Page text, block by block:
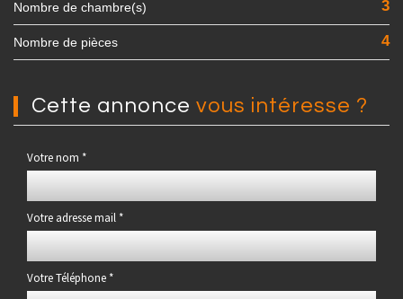
Nombre de chambre(s) 3
Nombre de pièces 4
cette annonce vous intéresse ?
Votre nom *
Votre adresse mail *
Votre Téléphone *